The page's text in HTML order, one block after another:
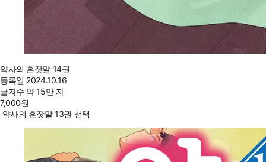
약사의 혼잣말 14권
등록일 2024.10.16
글자수 약 15만 자
7,000원
약사의 혼잣말 13권 선택